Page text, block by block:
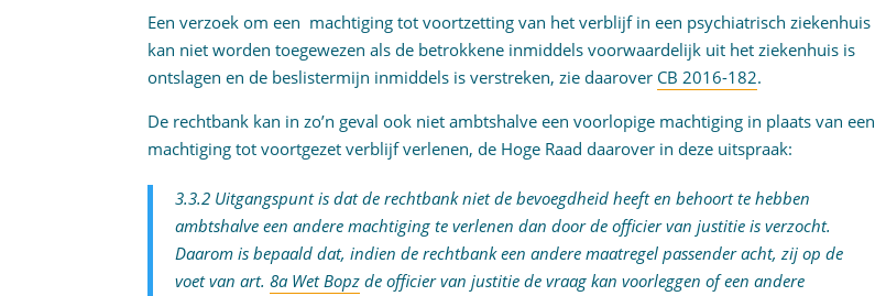
Een verzoek om een machtiging tot voortzetting van het verblijf in een psychiatrisch ziekenhuis
kan niet worden toegewezen als de betrokkene inmiddels voorwaardelijk uit het ziekenhuis is
ontslagen en de beslistermijn inmiddels is verstreken, zie daarover CB 2016-182.
De rechtbank kan in zo’n geval ook niet ambtshalve een voorlopige machtiging in plaats van een
machtiging tot voortgezet verblijf verlenen, de Hoge Raad daarover in deze uitspraak:
3.3.2 Uitgangspunt is dat de rechtbank niet de bevoegdheid heeft en behoort te hebben
ambtshalve een andere machtiging te verlenen dan door de officier van justitie is verzocht.
Daarom is bepaald dat, indien de rechtbank een andere maatregel passender acht, zij op de
voet van art.8a Wet Bopz de officier van justitie de vraag kan voorleggen of een andere